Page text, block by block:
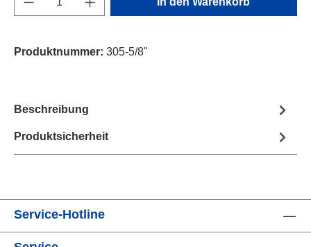
Produktnummer: 305-5/8"
Beschreibung
Produktsicherheit
Service-Hotline